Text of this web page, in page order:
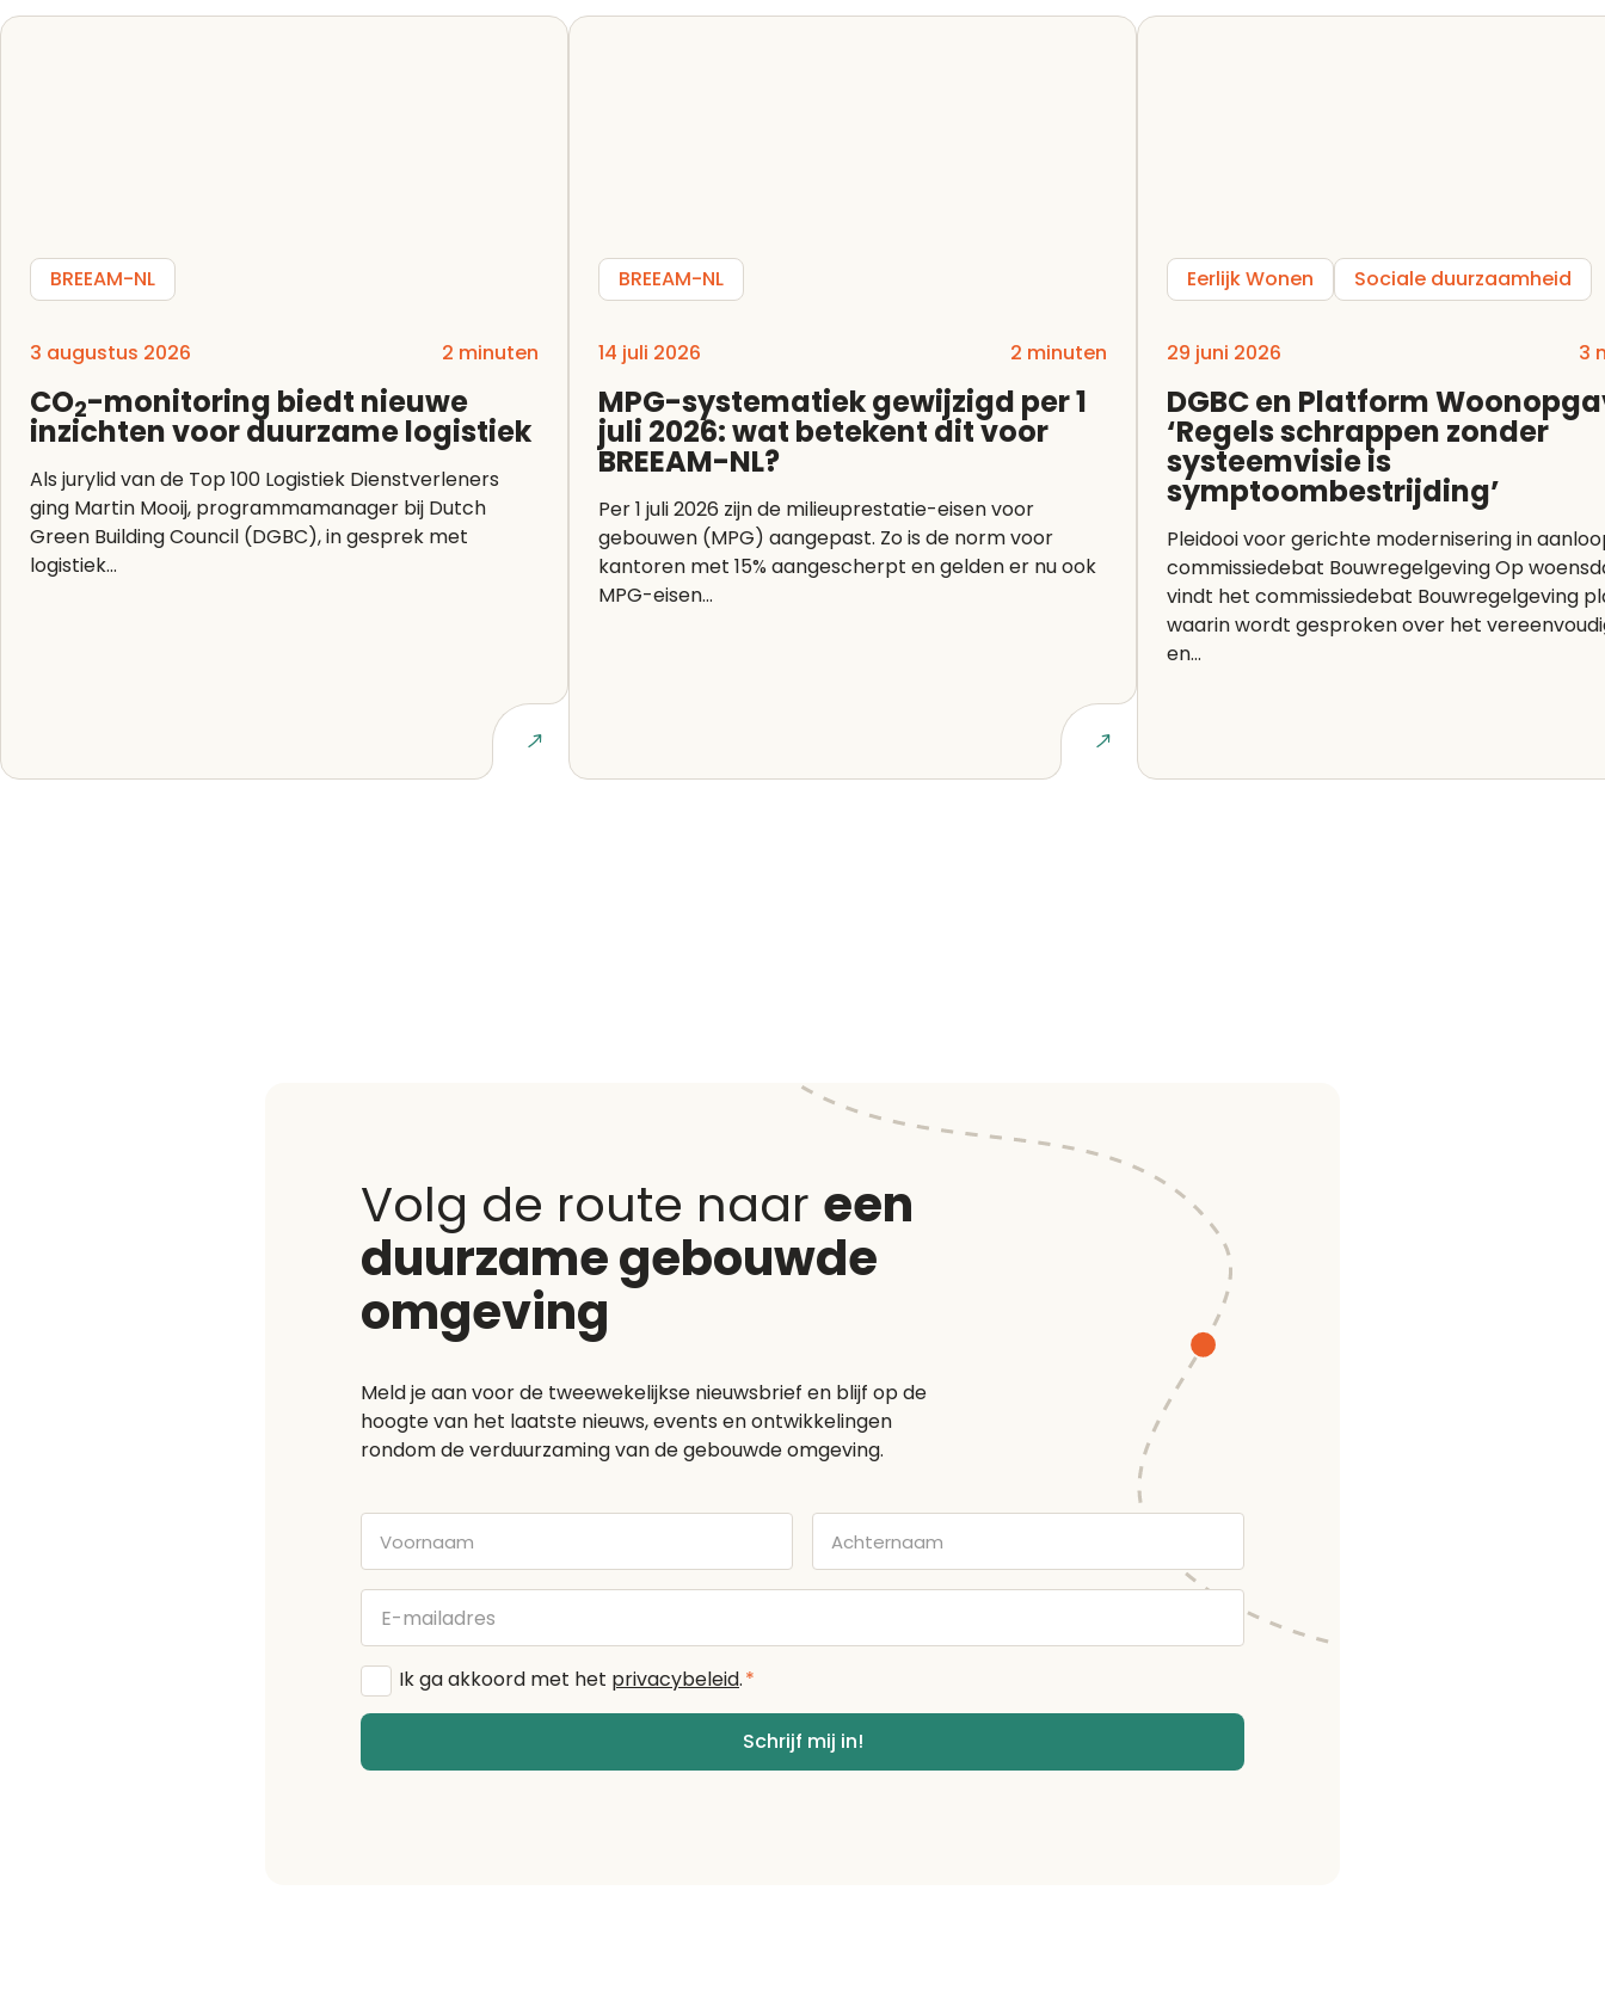
BREEAM-NL
3 augustus 2026 2 minuten
CO2-monitoring biedt nieuwe
inzichten voor duurzame logistiek
Als jurylid van de Top 100 Logistiek Dienstverleners
ging Martin Mooij, programmamanager bij Dutch
Green Building Council (DGBC), in gesprek met
logistiek...
Lees artikel
BREEAM-NL
14 juli 2026 2 minuten
MPG-systematiek gewijzigd per 1
juli 2026: wat betekent dit voor
BREEAM-NL?
Per 1 juli 2026 zijn de milieuprestatie-eisen voor
gebouwen (MPG) aangepast. Zo is de norm voor
kantoren met 15% aangescherpt en gelden er nu ook
MPG-eisen...
Lees artikel
Eerlijk Wonen Sociale duurzaamheid
29 juni 2026 3
DGBC en Platform
‘Regels schrappen zonder
systeemvisie is
symptoombestrijding’
Pleidooi voor gerichte modernisering in
commissiedebat Bouwregelgeving Op woensdag 1 juli
vindt het commissiedebat Bouwregelgeving
waarin wordt gesproken over het
en...
Volg de route naar een
duurzame gebouwde
omgeving
Meld je aan voor de tweewekelijkse nieuwsbrief en blijf op de
hoogte van het laatste nieuws, events en ontwikkelingen
rondom de verduurzaming van de gebouwde omgeving.
Voornaam Achternaam
E-
mailadres
Algemene
voorwaarden
Ik ga akkoord met het privacybeleid.*
Schrijf mij in!